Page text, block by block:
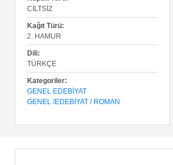
CILTSIZ
Kağıt Türü:
2. HAMUR
Dili:
TÜRKÇE
Kategoriler:
GENEL EDEBIYAT
GENEL /EDEBİYAT / ROMAN